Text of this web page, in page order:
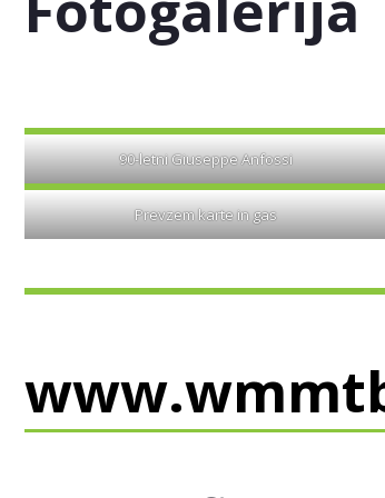
90-letni Giuseppe Anfossi
Prevzem karte in gas